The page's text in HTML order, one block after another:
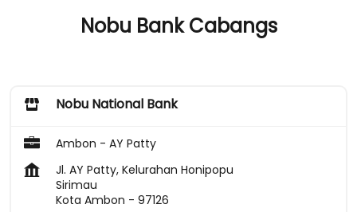
Nobu Bank Cabangs
Nobu National Bank
Ambon - AY Patty
Jl. AY Patty, Kelurahan Honipopu
Sirimau
Kota Ambon - 97126